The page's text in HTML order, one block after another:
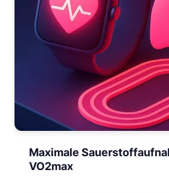
Maximale
VO2max